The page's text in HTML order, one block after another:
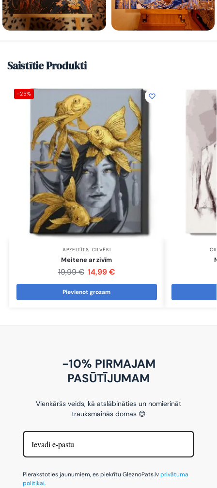
Saistītie Produkti
-25%
APZELTĪTS, CILVĒKI
Meitene ar zivīm
19,99€ 14,99€
Pievienot grozam
-10% PIRMAJAM
PASŪTĪJUMAM
Vienkāršs veids, kā atslābināties un nomierināt
trauksmainās domas 😌
Pierakstoties jaunumiem, es piekrītu GleznoPats.lvprivātuma
politikai.